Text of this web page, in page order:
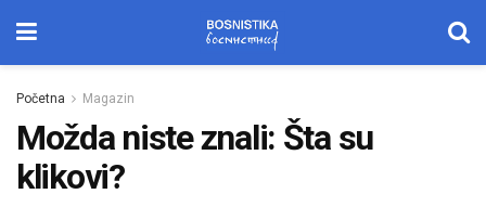
Početna Magazin
Možda niste znali: Šta su
klikovi?